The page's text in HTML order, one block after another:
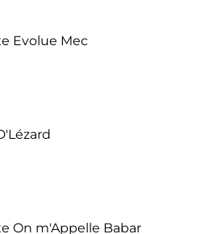
Evolue Mec
On m'Appelle Babar